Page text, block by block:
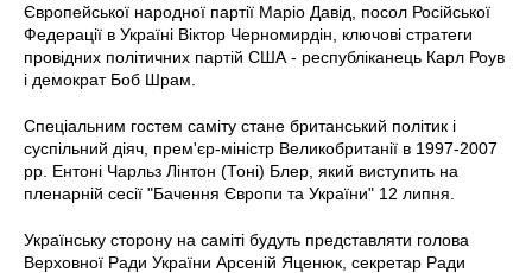
Європейської народної партії Маріо Давід, посол Російської
Федерації в Україні Віктор Черномирдін, ключові стратеги
провідних політичних партій США - республіканець Карл Роув
і демократ Боб Шрам.
Спеціальним гостем саміту стане британський політик і
суспільний діяч, прем'єр-міністр Великобританії в 1997-2007
рр. Ентоні Чарльз Лінтон (Тоні) Блер, який виступить на
пленарній сесії "Бачення Європи та України" 12 липня.
Українську сторону на саміті будуть представляти голова
Верховної Ради України Арсеній Яценюк, секретар Ради